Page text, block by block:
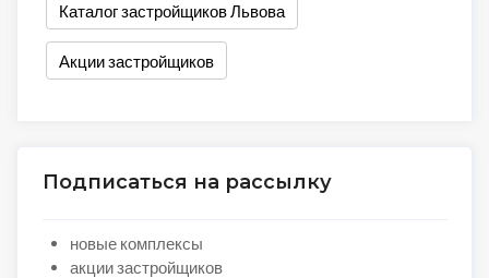
Каталог застройщиков Львова
Акции застройщиков
Подписаться на рассылку
новые комплексы
акции застройщиков